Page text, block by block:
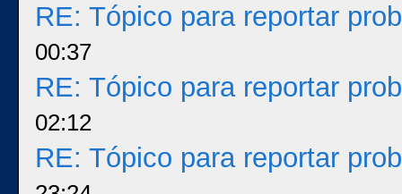
RE: Tópico para reportar
00:37
RE: Tópico para reportar
02:12
RE: Tópico para reportar